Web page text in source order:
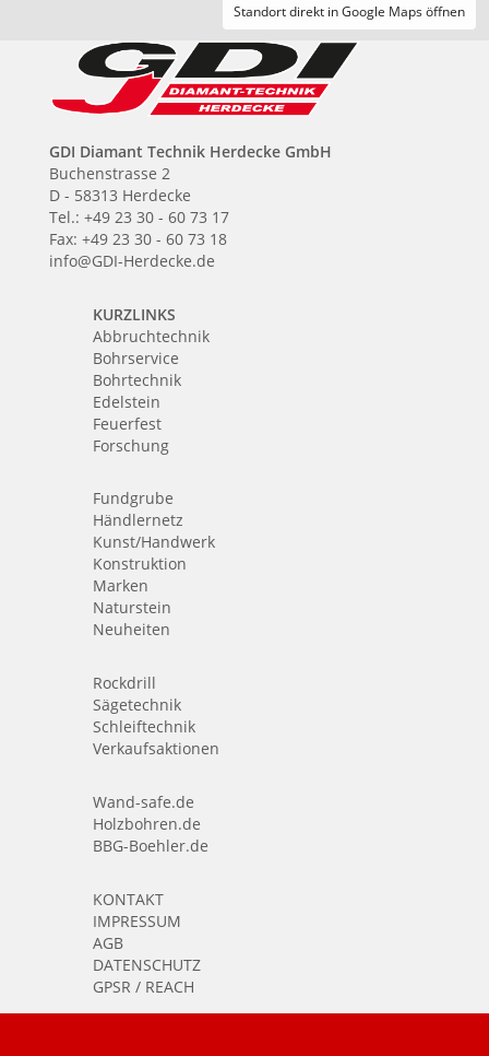
Standort direkt in Google Maps öffnen
GDI Diamant Technik Herdecke GmbH
Buchenstrasse 2
D - 58313 Herdecke
Tel.: +49 23 30 - 60 73 17
Fax: +49 23 30 - 60 73 18
info@GDI-Herdecke.de
KURZLINKS
Abbruchtechnik
Bohrservice
Bohrtechnik
Edelstein
Feuerfest
Forschung
Fundgrube
Händlernetz
Kunst/Handwerk
Konstruktion
Marken
Naturstein
Neuheiten
Rockdrill
Sägetechnik
Schleiftechnik
Verkaufsaktionen
Wand-safe.de
Holzbohren.de
BBG-Boehler.de
KONTAKT
IMPRESSUM
AGB
DATENSCHUTZ
GPSR / REACH